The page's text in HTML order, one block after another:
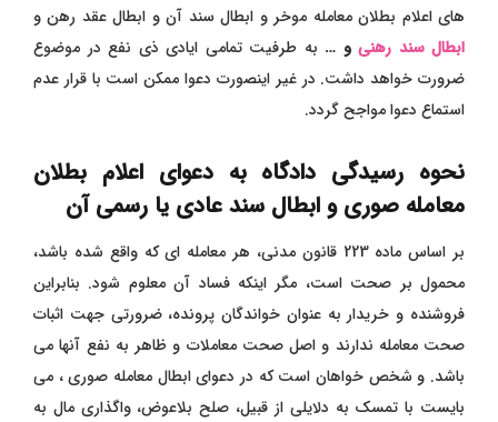
های اعلام بطلان معامله موخر و ابطال سند آن و ابطال عقد رهن و
ابطال سند رهنی و … به طرفیت تمامی ایادی ذی نفع در موضوع
ضرورت خواهد داشت. در غیر اینصورت دعوا ممکن است با قرار عدم
استماع دعوا مواجح گردد.
نحوه رسیدگی دادگاه به دعوای اعلام بطلان
معامله صوری و ابطال سند عادی یا رسمی آن
بر اساس ماده 223 قانون مدنی، هر معامله ای که واقع شده باشد،
محمول بر صحت است، مگر اینکه فساد آن معلوم شود. بنابراین
فروشنده و خریدار به عنوان خواندگان پرونده، ضرورتی جهت اثبات
صحت معامله ندارند و اصل صحت معاملات و ظاهر به نفع آنها می
باشد. و شخص خواهان است که در دعوای ابطال معامله صوری ، می
بایست با تمسک به دلایلی از قبیل، صلح بلاعوض، واگذاری مال به